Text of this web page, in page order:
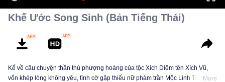
Khế Ước Song Sinh (Bản Tiếng Thái)
Kể về câu chuyện thần thú phượng hoàng của tộc Xích Diệm tên Xích Vũ,
vốn khép lòng không yêu, tình cờ gặp thiếu nữ phàm trần Mộc Linh Tuyết -More